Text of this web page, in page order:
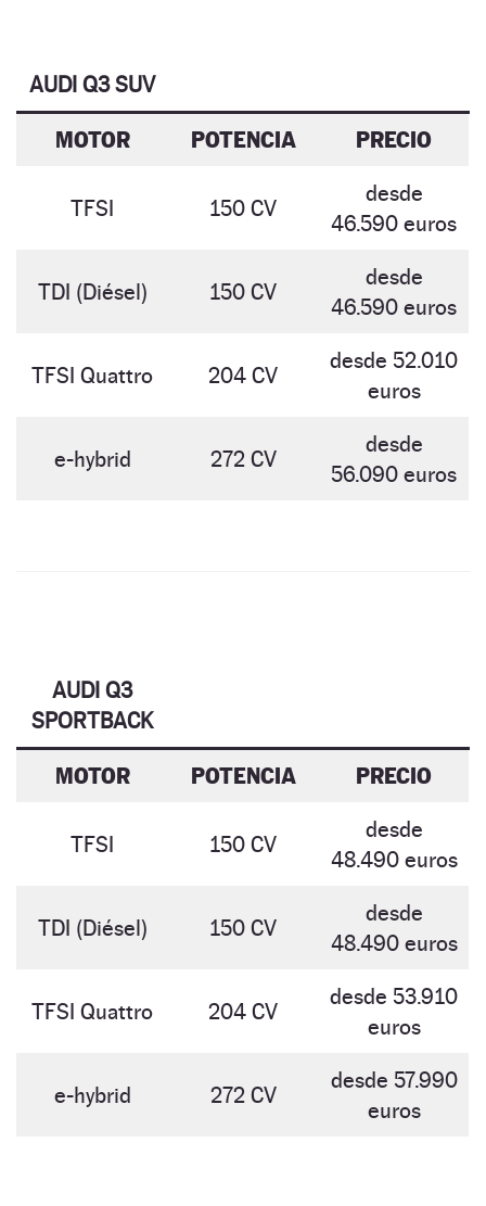
AUDI Q3 SUV
MOTOR POTENCIA PRECIO
TFSI 150 CV
desde
46.590 euros
TDI (Diésel) 150 CV
desde
46.590 euros
TFSI Quattro 204 CV
desde 52.010
euros
e-hybrid 272 CV
desde
56.090 euros
AUDI Q3
SPORTBACK
MOTOR POTENCIA PRECIO
TFSI 150 CV
desde
48.490 euros
TDI (Diésel) 150 CV
desde
48.490 euros
TFSI Quattro 204 CV
desde 53.910
euros
e-hybrid 272 CV
desde 57.990
euros